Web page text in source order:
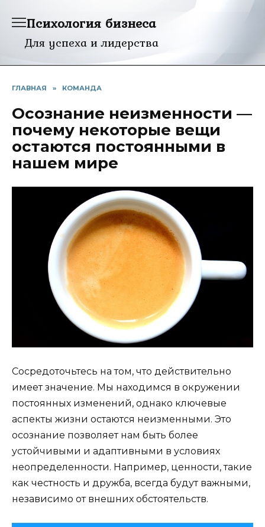
Психология бизнеса
Для успеха и лидерства
ГЛАВНАЯ » КОМАНДА
Осознание неизменности —
почему некоторые вещи
остаются постоянными в
нашем мире
Сосредоточьтесь на том, что действительно
имеет значение. Мы находимся в окружении
постоянных изменений, однако ключевые
аспекты жизни остаются неизменными. Это
осознание позволяет нам быть более
устойчивыми и адаптивными в условиях
неопределенности. Например, ценности, такие
как честность и дружба, всегда будут важными,
независимо от внешних обстоятельств.